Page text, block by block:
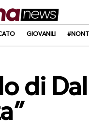
GIOVANILI
di